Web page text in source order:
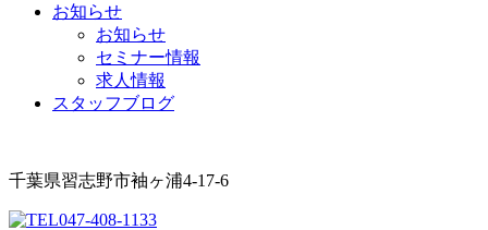
お知らせ
お知らせ
セミナー情報
求人情報
スタッフブログ
千葉県習志野市袖ヶ浦4-17-6
047-408-1133